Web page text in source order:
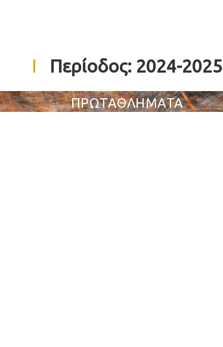
Περίοδος: 2024-2025
ΠΡΩΤΑΘΛΗΜΑΤΑ